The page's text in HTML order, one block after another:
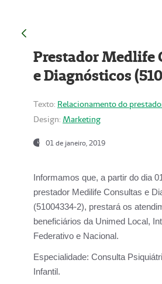
Prestador Medlife
e Diagnósticos
Texto: Relacionamento do
Design: Marketing
01 de janeiro, 2019
Informamos que, a partir do dia
prestador Medilife Consultas e
(51004334-2), prestará os
beneficiários da Unimed Local,
Federativo e Nacional.
Especialidade: Consulta
Infantil.